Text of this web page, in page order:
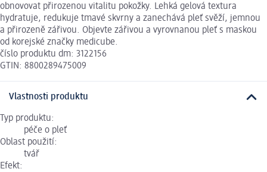
obnovovat přirozenou vitalitu pokožky. Lehká gelová textura
hydratuje, redukuje tmavé skvrny a zanechává pleť svěží, jemnou
a přirozeně zářivou. Objevte zářivou a vyrovnanou pleť s maskou
od korejské značky medicube.
číslo produktu dm: 3122156
GTIN: 8800289475009
Vlastnosti produktu
Typ produktu:
péče o pleť
Oblast použití:
tvář
Efekt: